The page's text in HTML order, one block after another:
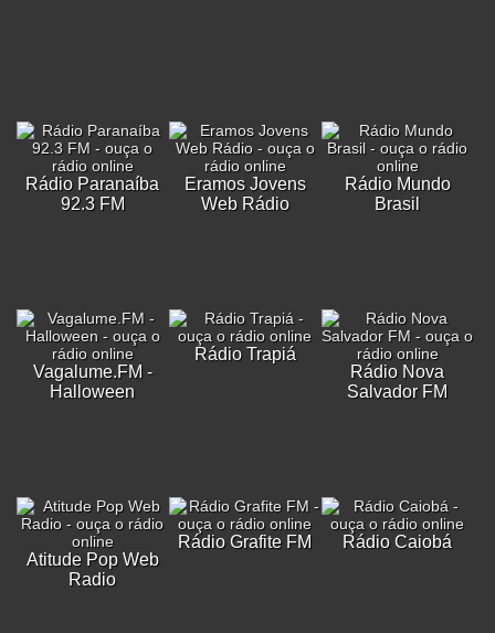
Rádio Paranaíba
92.3 FM
Eramos Jovens
Web Rádio
Rádio Mundo
Brasil
Vagalume.FM -
Halloween
Rádio Trapiá
Rádio Nova
Salvador FM
Atitude Pop Web
Radio
Rádio Grafite FM Rádio Caiobá